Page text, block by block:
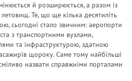
й розширюється, а разом із
Те, що ще кілька десятиліть
сьогодні стало звичним: аеропорти
з транспортними вузлами,
та інфраструктурою, здатною
щороку. Саме тому найбільші
назвати справжніми порталами